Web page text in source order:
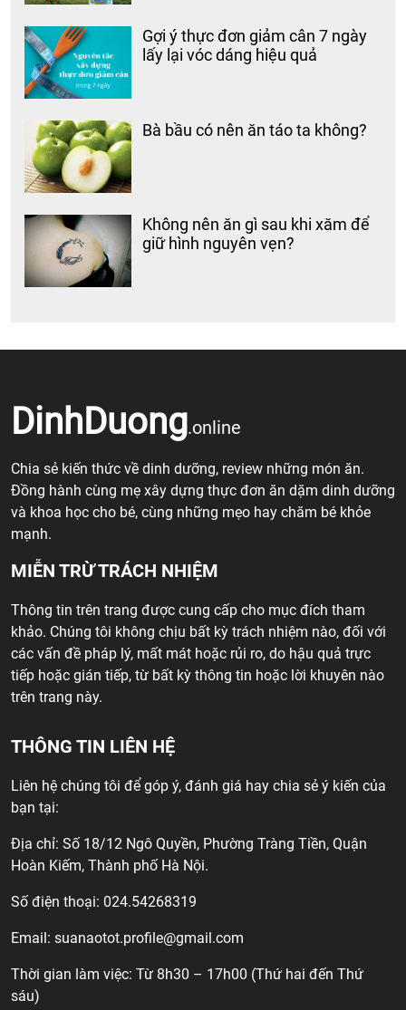
Gợi ý thực đơn giảm cân 7 ngày
lấy lại vóc dáng hiệu quả
Bà bầu có nên ăn táo ta không?
Không nên ăn gì sau khi xăm để
giữ hình nguyên vẹn?
DinhDuong.online
Chia sẻ kiến thức về dinh dưỡng, review những món ăn.
Đồng hành cùng mẹ xây dựng thực đơn ăn dặm dinh dưỡng
và khoa học cho bé, cùng những mẹo hay chăm bé khỏe
mạnh.
MIỄN TRỪ TRÁCH NHIỆM
Thông tin trên trang được cung cấp cho mục đích tham
khảo. Chúng tôi không chịu bất kỳ trách nhiệm nào, đối với
các vấn đề pháp lý, mất mát hoặc rủi ro, do hậu quả trực
tiếp hoặc gián tiếp, từ bất kỳ thông tin hoặc lời khuyên nào
trên trang này.
THÔNG TIN LIÊN HỆ
Liên hệ chúng tôi để góp ý, đánh giá hay chia sẻ ý kiến của
bạn tại:
Địa chỉ: Số 18/12 Ngô Quyền, Phường Tràng Tiền, Quận
Hoàn Kiếm, Thành phố Hà Nội.
Số điện thoại: 024.54268319
Email: suanaotot.profile@gmail.com
Thời gian làm việc: Từ 8h30 – 17h00 (Thứ hai đến Thứ
sáu)